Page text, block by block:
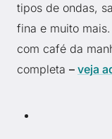
tipos de ondas,
fina e muito
com café da
completa – veja